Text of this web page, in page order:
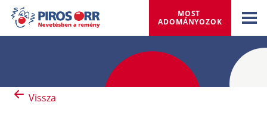
MOST
ADOMÁNYOZOK
Vissza